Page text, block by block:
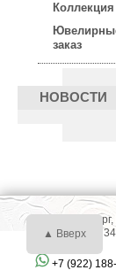
заказ
НОВОСТИ
г. Екатеринбург,
Тел.: +7 (343)
+7 (922)
▲ Вверх